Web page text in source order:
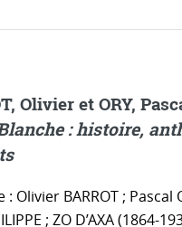
Olivier et ORY,
: histoire,
: Olivier BARROT ; Pascal
; ZO D’AXA (1864-